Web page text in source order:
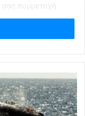
σας συμμετοχή
προληπτικών